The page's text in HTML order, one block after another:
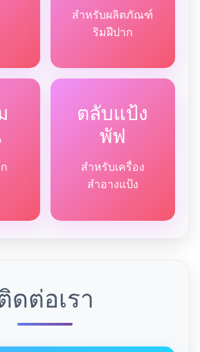
สำหรับผลิตภัณฑ์
ริมฝีปาก
ตลับแป้ง
พัฟ
สำหรับเครื่อง
สำอางแป้ง
ดต่อเรา